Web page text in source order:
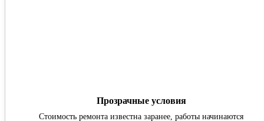
Прозрачные условия
Стоимость ремонта известна заранее, работы начинаются